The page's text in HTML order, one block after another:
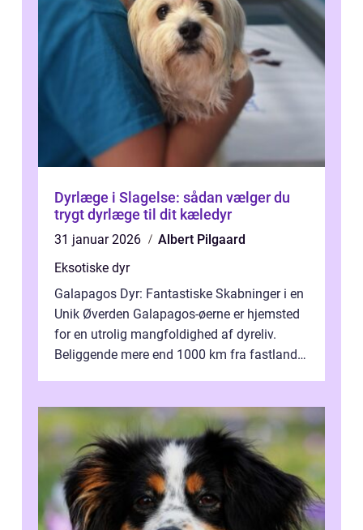
Dyrlæge i Slagelse: sådan vælger du
trygt dyrlæge til dit kæledyr
31 januar 2026
Albert Pilgaard
Eksotiske dyr
Galapagos Dyr: Fantastiske Skabninger i en
Unik Øverden Galapagos-øerne er hjemsted
for en utrolig mangfoldighed af dyreliv.
Beliggende mere end 1000 km fra fastlandet